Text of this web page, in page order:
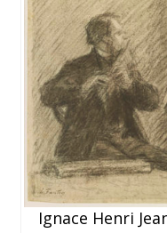
Ignace Henri